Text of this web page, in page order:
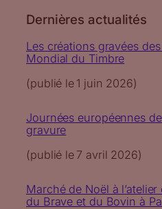
Dernières actualités
Les créations gravées des
Mondial du Timbre
(publié le 1 juin 2026)
Journées européennes
gravure
(publié le 7 avril 2026)
Marché de Noël à
du Brave et du Bovin à